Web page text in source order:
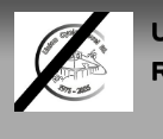
Panneau de